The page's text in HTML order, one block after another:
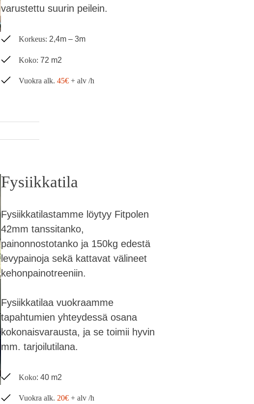
varustettu suurin peilein.
Korkeus: 2,4m – 3m
Koko: 72 m2
Vuokra alk.45€ + alv /h
Fysiikkatila
Fysiikkatilastamme löytyy Fitpolen
42mm tanssitanko,
painonnostotanko ja 150kg edestä
levypainoja sekä kattavat välineet
kehonpainotreeniin.
Fysiikkatilaa vuokraamme
tapahtumien yhteydessä osana
kokonaisvarausta, ja se toimii hyvin
mm. tarjoilutilana.
Koko: 40 m2
Vuokra alk.20€+ alv /h